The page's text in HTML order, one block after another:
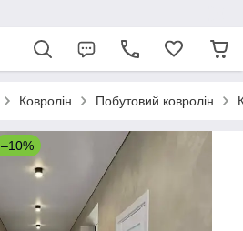
Ковролін Побутовий ковролін
–10%